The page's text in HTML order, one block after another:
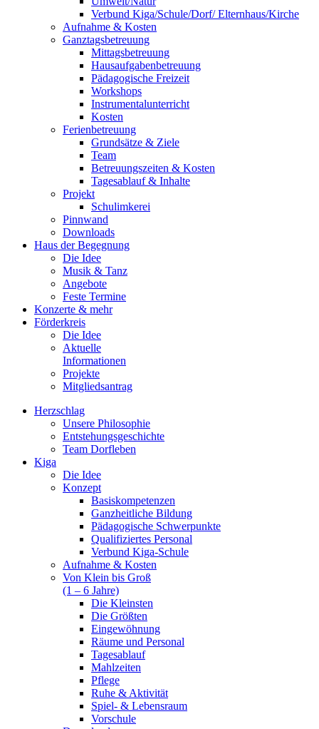
Verbund Kiga/Schule/Dorf/ Elternhaus/Kirche
Aufnahme & Kosten
Ganztagsbetreuung
Mittagsbetreuung
Hausaufgabenbetreuung
Pädagogische Freizeit
Workshops
Instrumentalunterricht
Kosten
Ferienbetreuung
Grundsätze & Ziele
Team
Betreuungszeiten & Kosten
Tagesablauf & Inhalte
Projekt
Schulimkerei
Pinnwand
Downloads
Haus der Begegnung
Die Idee
Musik & Tanz
Angebote
Feste Termine
Konzerte & mehr
Förderkreis
Die Idee
Aktuelle
Informationen
Projekte
Mitgliedsantrag
Herzschlag
Unsere Philosophie
Entstehungsgeschichte
Team Dorfleben
Kiga
Die Idee
Konzept
Basiskompetenzen
Ganzheitliche Bildung
Pädagogische Schwerpunkte
Qualifiziertes Personal
Verbund Kiga-Schule
Aufnahme & Kosten
Von Klein bis Groß
(1 – 6 Jahre)
Die Kleinsten
Die Größten
Eingewöhnung
Räume und Personal
Tagesablauf
Mahlzeiten
Pflege
Ruhe & Aktivität
Spiel- & Lebensraum
Vorschule